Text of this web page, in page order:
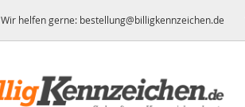
Wir helfen gerne: bestellung@billigkennzeichen.de